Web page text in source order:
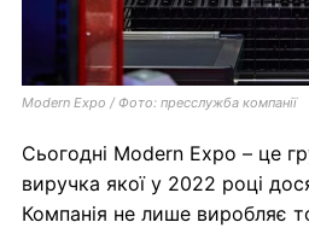
Modern Expo / Фото: пресслужба компанії
Сьогодні Modern Expo – це
виручка якої у 2022 році
Компанія не лише виробляє